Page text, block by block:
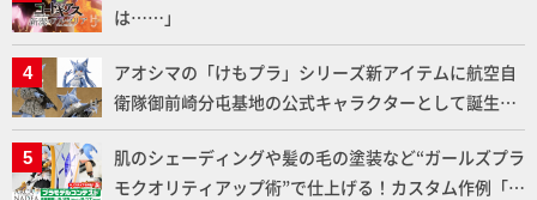
は……」
アオシマの「けもプラ」シリーズ新アイテムに航空自
衛隊御前崎分屯基地の公式キャラクターとして誕生し
た「おまねこ」が着任！けもプラ公式サイト限定版と
通常版の2ラインで発売！
肌のシェーディングや髪の毛の塗装など“ガールズプラ
モクオリティアップ術”で仕上げる！カスタム作例「白